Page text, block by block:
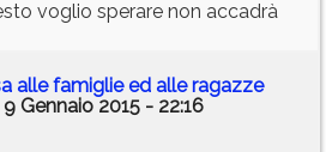
voglio sperare non accadrà
alle famiglie ed alle ragazze
Gennaio 2015 - 22:16